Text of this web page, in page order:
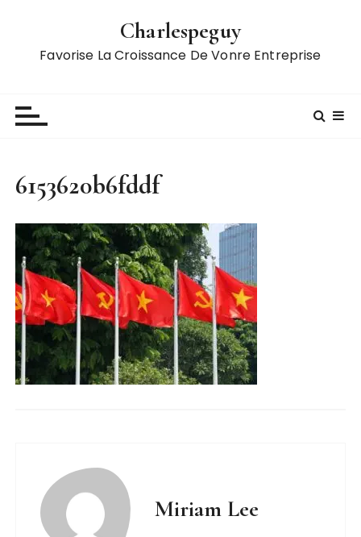
Charlespeguy
Favorise La Croissance De Vonre Entreprise
6153620b6fddf
Miriam Lee